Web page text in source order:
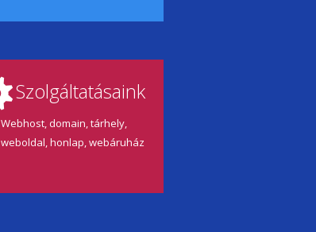
Szolgáltatásaink
Webhost, domain, tárhely,
weboldal, honlap, webáruház